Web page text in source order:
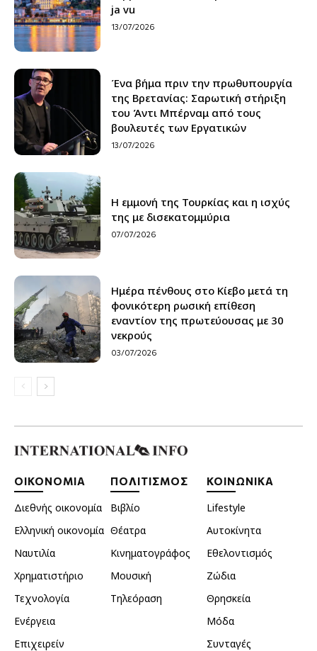
ja vu
13/07/2026
Ένα βήμα πριν την πρωθυπουργία
της Βρετανίας: Σαρωτική στήριξη
του Άντι Μπέρναμ από τους
βουλευτές των Εργατικών
13/07/2026
H εμμονή της Τουρκίας και η ισχύς
της με δισεκατομμύρια
07/07/2026
Ημέρα πένθους στο Κίεβο μετά τη
φονικότερη ρωσική επίθεση
εναντίον της πρωτεύουσας με 30
νεκρούς
03/07/2026
ΟΙΚΟΝΟΜΙΑ
Διεθνής οικονομία
Ελληνική οικονομία
Ναυτιλία
Χρηματιστήριο
Τεχνολογία
Ενέργεια
Επιχειρείν
ΠΟΛΙΤΙΣΜΟΣ
Βιβλίο
Θέατρα
Κινηματογράφος
Μουσική
Τηλεόραση
ΚΟΙΝΩΝΙΚΑ
Lifestyle
Αυτοκίνητα
Εθελοντισμός
Ζώδια
Θρησκεία
Μόδα
Συνταγές